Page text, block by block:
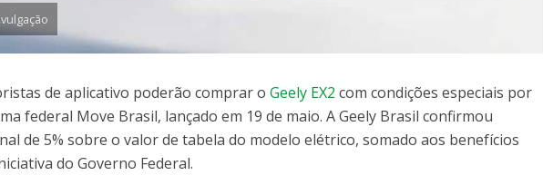
de aplicativo poderão comprar o Geely EX2 com condições especiais por
federal Move Brasil, lançado em 19 de maio. A Geely Brasil confirmou
de 5% sobre o valor de tabela do modelo elétrico, somado aos benefícios
do Governo Federal.